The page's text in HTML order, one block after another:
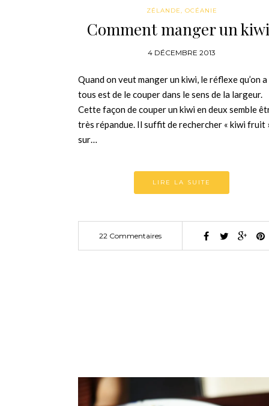
ZÉLANDE, OCÉANIE
Comment manger un
4 DÉCEMBRE 2013
Quand on veut manger un kiwi, le réflexe qu’on a
tous est de le couper dans le sens de la largeur.
Cette façon de couper un kiwi en deux semble
très répandue. Il suffit de rechercher « kiwi fruit
sur…
LIRE LA SUITE
22 Commentaires